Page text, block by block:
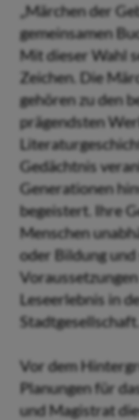
„Märchen der
gemeinsamen
Mit dieser Wahl
Zeichen. Die
gehören zu den
prägendsten
Gedächtnis
Generationen
begeistert. Ihre
Menschen
oder Bildung
Leseerlebnis in
Stadtgesellschaft.
Vor dem
Planungen für
und Magistrat